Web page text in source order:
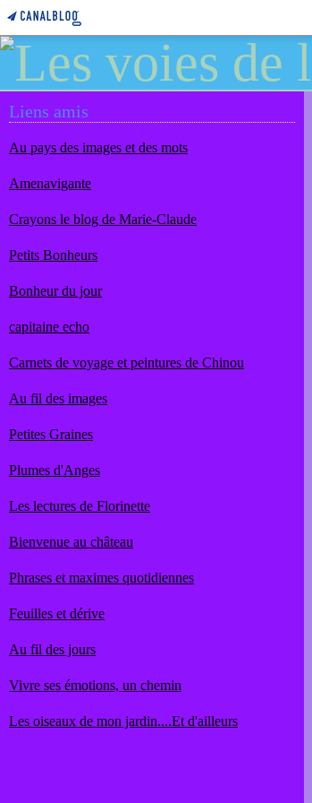
Liens amis
Au pays des images et des mots
Amenavigante
Crayons le blog de Marie-Claude
Petits Bonheurs
Bonheur du jour
capitaine echo
Carnets de voyage et peintures de Chinou
Au fil des images
Petites Graines
Plumes d'Anges
Les lectures de Florinette
Bienvenue au château
Phrases et maximes quotidiennes
Feuilles et dérive
Au fil des jours
Vivre ses émotions, un chemin
Les oiseaux de mon jardin....Et d'ailleurs